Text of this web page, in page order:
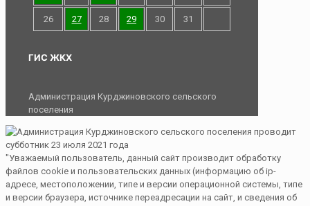
26 27 28 29 30 31
ГИС ЖКХ
Администрация Курджиновского сельского
поселения
"Уважаемый пользователь, данный сайт производит обработку
файлов cookie и пользовательских данных (информацию об ip-
адресе, местоположении, типе и версии операционной системы, типе
и версии браузера, источнике переадресации на сайт, и сведения об